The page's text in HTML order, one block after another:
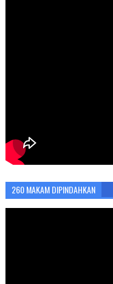
260 MAKAM DIPINDAHKAN